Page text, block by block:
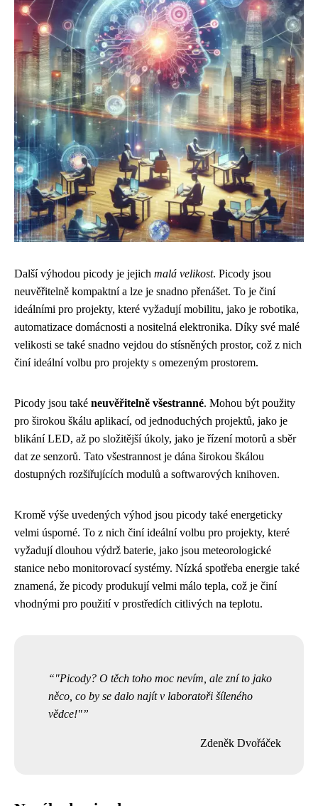
Další výhodou picody je jejich malá velikost. Picody jsou
neuvěřitelně kompaktní a lze je snadno přenášet. To je činí
ideálními pro projekty, které vyžadují mobilitu, jako je robotika,
automatizace domácnosti a nositelná elektronika. Díky své malé
velikosti se také snadno vejdou do stísněných prostor, což z nich
činí ideální volbu pro projekty s omezeným prostorem.
Picody jsou také neuvěřitelně všestranné. Mohou být použity
pro širokou škálu aplikací, od jednoduchých projektů, jako je
blikání LED, až po složitější úkoly, jako je řízení motorů a sběr
dat ze senzorů. Tato všestrannost je dána širokou škálou
dostupných rozšiřujících modulů a softwarových knihoven.
Kromě výše uvedených výhod jsou picody také energeticky
velmi úsporné. To z nich činí ideální volbu pro projekty, které
vyžadují dlouhou výdrž baterie, jako jsou meteorologické
stanice nebo monitorovací systémy. Nízká spotřeba energie také
znamená, že picody produkují velmi málo tepla, což je činí
vhodnými pro použití v prostředích citlivých na teplotu.
"Picody? O těch toho moc nevím, ale zní to jako
něco, co by se dalo najít v laboratoři šíleného
vědce!"
Zdeněk Dvořáček